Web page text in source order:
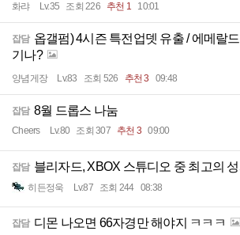
화랴 Lv.35 조회 226 추천 1 10:01
잡담 옵갤펌) 4시즌 특전업뎃 유출 / 에메랄
기나?
양념게장 Lv.83 조회 526 추천 3 09:48
잡담 8월 드롭스 나눔
Cheers Lv.80 조회 307 추천 3 09:00
잡담 블리자드, XBOX 스튜디오 중 최고의
히든정욱 Lv.87 조회 244 08:38
잡담 디몬 나오면 66자경만 해야지 ㅋㅋㅋ